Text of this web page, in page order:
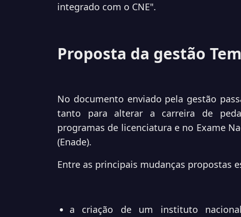
integrado com o CNE".
Proposta da gestão
No documento enviado pela gestão
tanto para alterar a carreira de
programas de licenciatura e no Exame
(Enade).
Entre as principais mudanças propostas
a criação de um instituto